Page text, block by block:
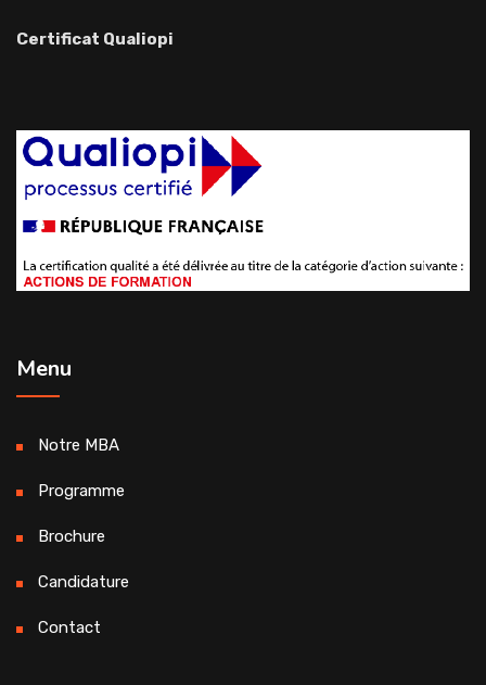
Certificat Qualiopi
Menu
Notre MBA
Programme
Brochure
Candidature
Contact